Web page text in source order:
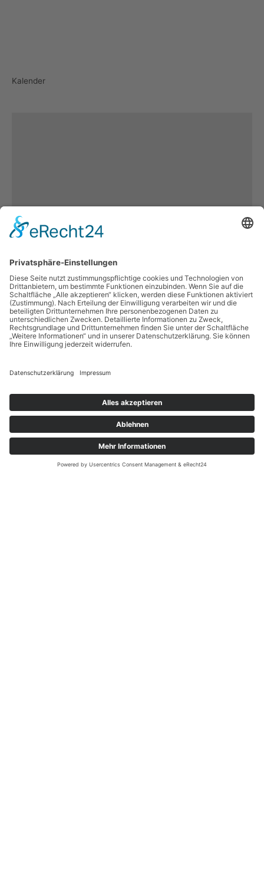
Kalender
Es keine
weiteren
Inhalten